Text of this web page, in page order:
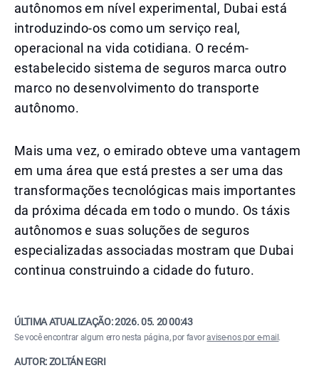
autônomos em nível experimental, Dubai está
introduzindo-os como um serviço real,
operacional na vida cotidiana. O recém-
estabelecido sistema de seguros marca outro
marco no desenvolvimento do transporte
autônomo.
Mais uma vez, o emirado obteve uma vantagem
em uma área que está prestes a ser uma das
transformações tecnológicas mais importantes
da próxima década em todo o mundo. Os táxis
autônomos e suas soluções de seguros
especializadas associadas mostram que Dubai
continua construindo a cidade do futuro.
ÚLTIMA ATUALIZAÇÃO:2026. 05. 20 00:43
Se você encontrar algum erro nesta página, por favoravise-nos por e-mail .
AUTOR: ZOLTÁN EGRI